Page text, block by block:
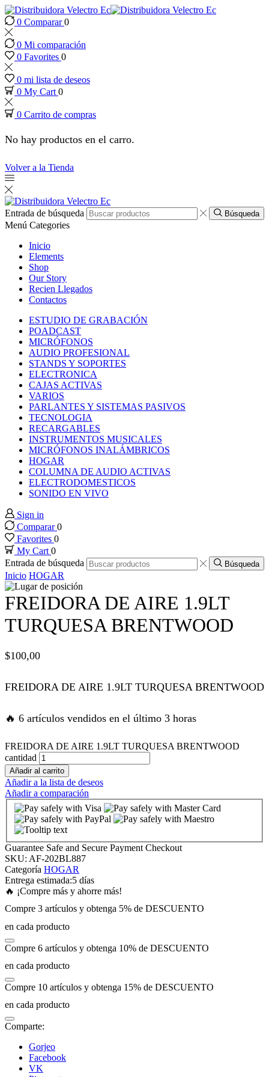
al
al
0 Comparar0
0 Mi comparación
0 Favorites 0
0 mi lista de deseos
0 My Cart 0
0 Carrito de compras
No hay productos en el carro.
Volver a la Tienda
Entrada de búsqueda Búsqueda
Menú Categories
Inicio
Elements
Shop
Our Story
Recien Llegados
Contactos
ESTUDIO DE GRABACIÓN
POADCAST
MICRÓFONOS
AUDIO PROFESIONAL
STANDS Y SOPORTES
ELECTRONICA
CAJAS ACTIVAS
VARIOS
PARLANTES Y SISTEMAS PASIVOS
TECNOLOGIA
RECARGABLES
INSTRUMENTOS MUSICALES
MICRÓFONOS INALÁMBRICOS
HOGAR
COLUMNA DE AUDIO ACTIVAS
ELECTRODOMESTICOS
SONIDO EN VIVO
Sign in
Comparar0
Favorites 0
My Cart0
Entrada de búsqueda
Búsqueda
Inicio HOGAR
FREIDORA DE AIRE 1.9LT
TURQUESA BRENTWOOD
$100,00
FREIDORA DE AIRE 1.9LT TURQUESA BRENTWOOD
🔥 6 artículos vendidos en el último 3 horas
FREIDORA DE AIRE 1.9LT TURQUESA BRENTWOOD
cantidad
Añadir al carrito
Añadir a la lista de deseos
Añadir a comparación
Guarantee Safe and Secure Payment Checkout
SKU: AF-202BL887
Categoría HOGAR
Entrega estimada:5 días
🔥 ¡Compre más y ahorre más!
Compre 3 artículos y obtenga 5% de DESCUENTO
en cada producto
Compre 6 artículos y obtenga 10% de DESCUENTO
en cada producto
Compre 10 artículos y obtenga 15% de DESCUENTO
en cada producto
Comparte:
Gorjeo
Facebook
VK